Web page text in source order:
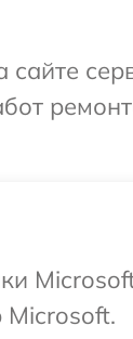
Microsoft.